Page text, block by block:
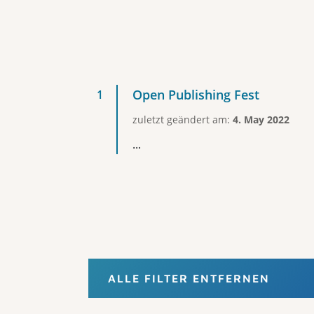
Open Publishing Fest
zuletzt geändert am: 4. May 2022
...
ALLE FILTER ENTFERNEN